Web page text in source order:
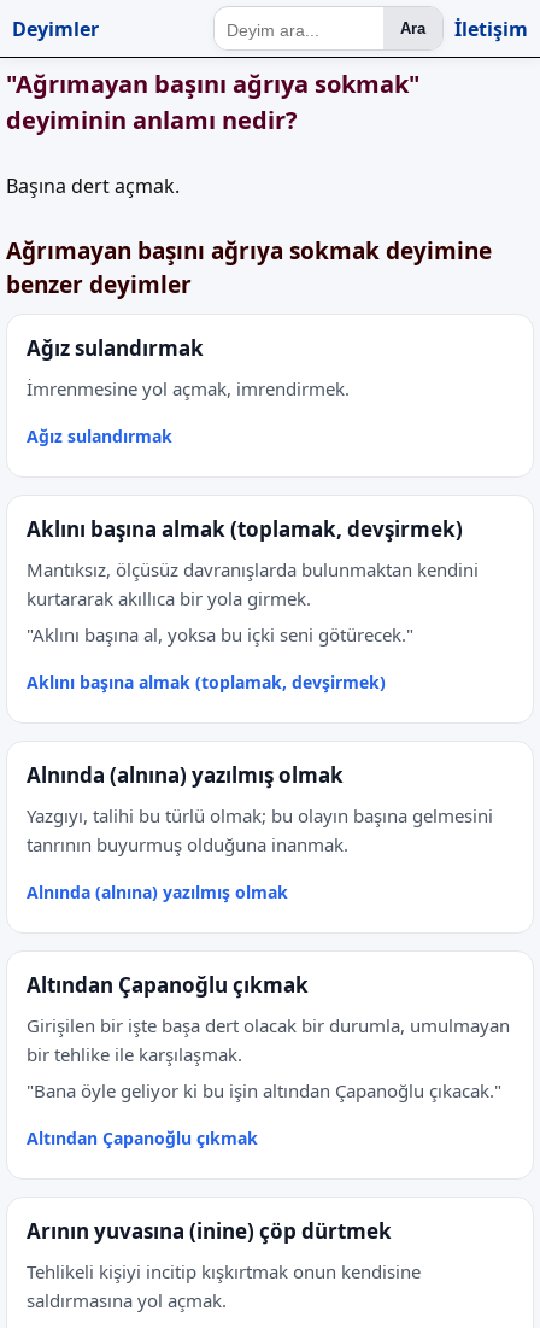
Deyimler Ara İletişim
"Ağrımayan başını ağrıya sokmak"
deyiminin anlamı nedir?
Başına dert açmak.
Ağrımayan başını ağrıya sokmak deyimine
benzer deyimler
Ağız sulandırmak
İmrenmesine yol açmak, imrendirmek.
Ağız sulandırmak
Aklını başına almak (toplamak, devşirmek)
Mantıksız, ölçüsüz davranışlarda bulunmaktan kendini
kurtararak akıllıca bir yola girmek.
"Aklını başına al, yoksa bu içki seni götürecek."
Aklını başına almak (toplamak, devşirmek)
Alnında (alnına) yazılmış olmak
Yazgıyı, talihi bu türlü olmak; bu olayın başına gelmesini
tanrının buyurmuş olduğuna inanmak.
Alnında (alnına) yazılmış olmak
Altından Çapanoğlu çıkmak
Girişilen bir işte başa dert olacak bir durumla, umulmayan
bir tehlike ile karşılaşmak.
"Bana öyle geliyor ki bu işin altından Çapanoğlu çıkacak."
Altından Çapanoğlu çıkmak
Arının yuvasına (inine) çöp dürtmek
Tehlikeli kişiyi incitip kışkırtmak onun kendisine
saldırmasına yol açmak.